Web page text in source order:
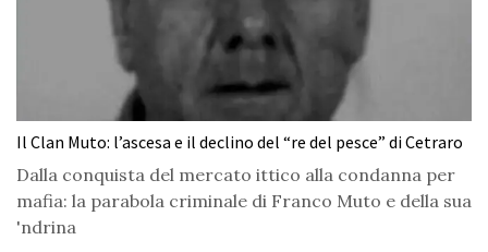
Il Clan Muto: l’ascesa e il declino del “re del pesce” di Cetraro
Dalla conquista del mercato ittico alla condanna per
mafia: la parabola criminale di Franco Muto e della sua
'ndrina